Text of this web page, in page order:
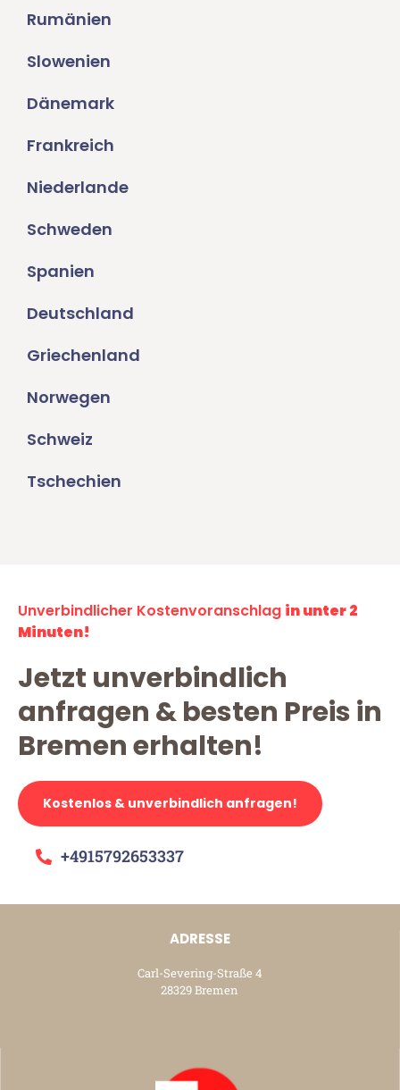
Rumänien
Slowenien
Dänemark
Frankreich
Niederlande
Schweden
Spanien
Deutschland
Griechenland
Norwegen
Schweiz
Tschechien
Unverbindlicher Kostenvoranschlag in unter 2
Minuten!
Jetzt unverbindlich
anfragen & besten Preis in
Bremen erhalten!
Kostenlos & unverbindlich anfragen!
+4915792653337
ADRESSE
Carl-Severing-Straße 4
28329 Bremen